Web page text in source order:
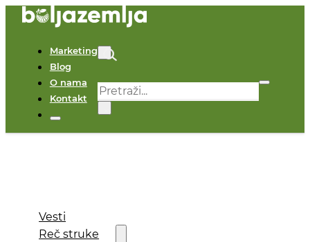
Marketing
Blog
O nama
Kontakt
Pretraga
Vesti
Reč struke